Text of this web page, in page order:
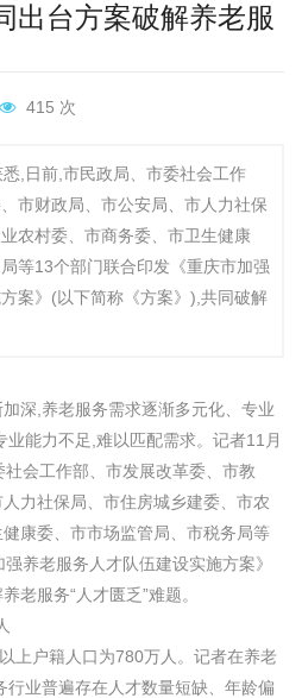
出台方案破解养老服
415 次
,日前,市民政局、市委社会工作
市财政局、市公安局、市人力社保
农村委、市商务委、市卫生健康
等13个部门联合印发《重庆市加强
案》(以下简称《方案》),共同破解
,养老服务需求逐渐多元化、专业
能力不足,难以匹配需求。记者11月
会工作部、市发展改革委、市教
力社保局、市住房城乡建委、市农
康委、市市场监管局、市税务局等
养老服务人才队伍建设实施方案》
老服务“人才匮乏”难题。
户籍人口为780万人。记者在养老
业普遍存在人才数量短缺、年龄偏